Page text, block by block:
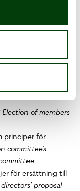
of the board
samt revisorer
/
of directors
of members
principer för
committee’s
för ersättning till
proposal